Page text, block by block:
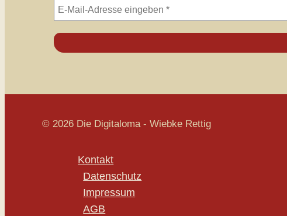
© 2026 Die Digitaloma - Wiebke Rettig
Kontakt
Datenschutz
Impressum
AGB